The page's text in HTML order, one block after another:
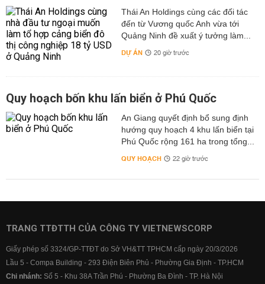
Thái An Holdings cùng các đối tác
đến từ Vương quốc Anh vừa tới
Quảng Ninh đề xuất ý tưởng làm...
DỰ ÁN 20 giờ trước
Quy hoạch bốn khu lấn biển ở Phú Quốc
An Giang quyết định bổ sung định
hướng quy hoạch 4 khu lấn biển tại
Phú Quốc rộng 161 ha trong tổng...
QUY HOẠCH 22 giờ trước
TRANG TTĐTTH CỦA CÔNG TY VIETNEWSCORP
Giấy phép số 3324/GP-TTĐT do Sở VH&TT TPHCM cấp ngày 20/3/2026
Lầu 5 - Compa Building - 293 Điện Biên Phủ - Phường Gia Định - TP.HCM
Chi nhánh: Số 5 - Khu 38A Trần Phú - Phường Ba Đình - TP. Hà Nội